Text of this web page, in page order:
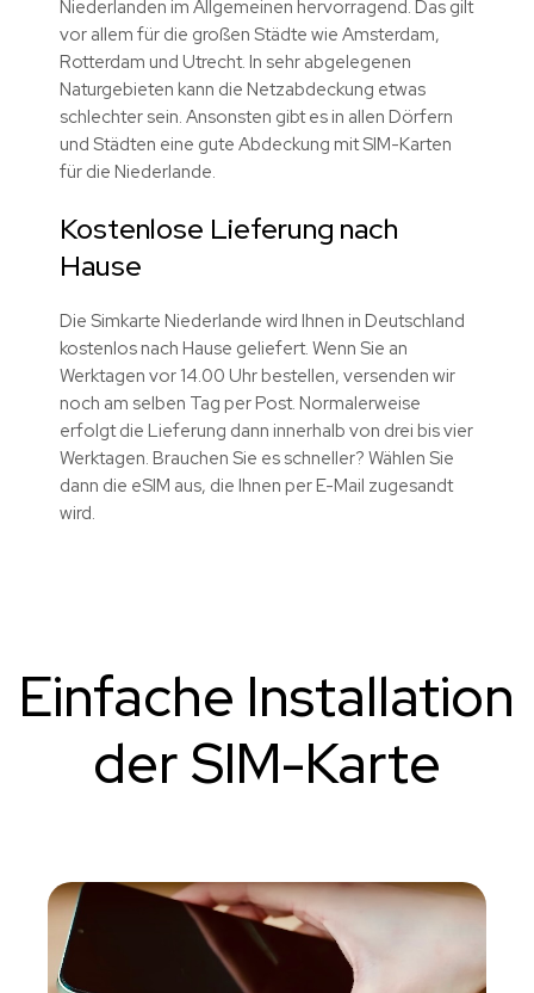
Niederlanden im Allgemeinen hervorragend. Das gilt
vor allem für die großen Städte wie Amsterdam,
Rotterdam und Utrecht. In sehr abgelegenen
Naturgebieten kann die Netzabdeckung etwas
schlechter sein. Ansonsten gibt es in allen Dörfern
und Städten eine gute Abdeckung mit SIM-Karten
für die Niederlande.
Kostenlose Lieferung nach
Hause
Die Simkarte Niederlande wird Ihnen in Deutschland
kostenlos nach Hause geliefert. Wenn Sie an
Werktagen vor 14.00 Uhr bestellen, versenden wir
noch am selben Tag per Post. Normalerweise
erfolgt die Lieferung dann innerhalb von drei bis vier
Werktagen. Brauchen Sie es schneller? Wählen Sie
dann die eSIM aus, die Ihnen per E-Mail zugesandt
wird.
Einfache Installation
der SIM-Karte